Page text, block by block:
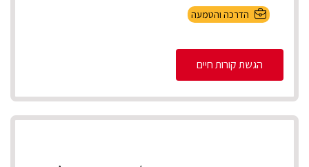
הדרכה והטמעה
הגשת קורות חיים